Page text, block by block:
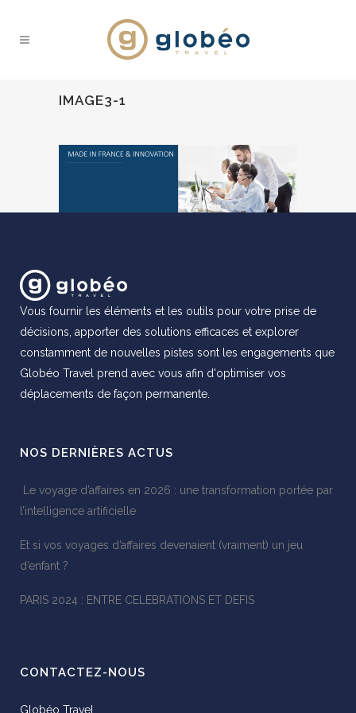
IMAGE3-1
Vous fournir les éléments et les outils pour votre prise de
décisions, apporter des solutions efficaces et explorer
constamment de nouvelles pistes sont les engagements que
Globéo Travel prend avec vous afin d'optimiser vos
déplacements de façon permanente.
NOS DERNIÈRES ACTUS
Le voyage d’affaires en 2026 : une transformation portée par
l’intelligence artificielle
Et si vos voyages d’affaires devenaient (vraiment) un jeu
d’enfant ?
PARIS 2024 : ENTRE CELEBRATIONS ET DEFIS
CONTACTEZ-NOUS
Globéo Travel